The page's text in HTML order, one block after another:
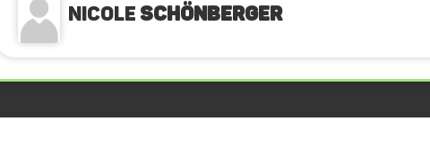
NicoleSchönberger